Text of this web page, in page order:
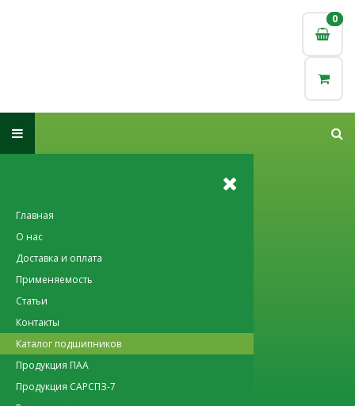
0
0
Главная
О нас
Доставка и оплата
Применяемость
Статьи
Контакты
Каталог подшипников
Продукция ПАА
Продукция САРСПЗ-7